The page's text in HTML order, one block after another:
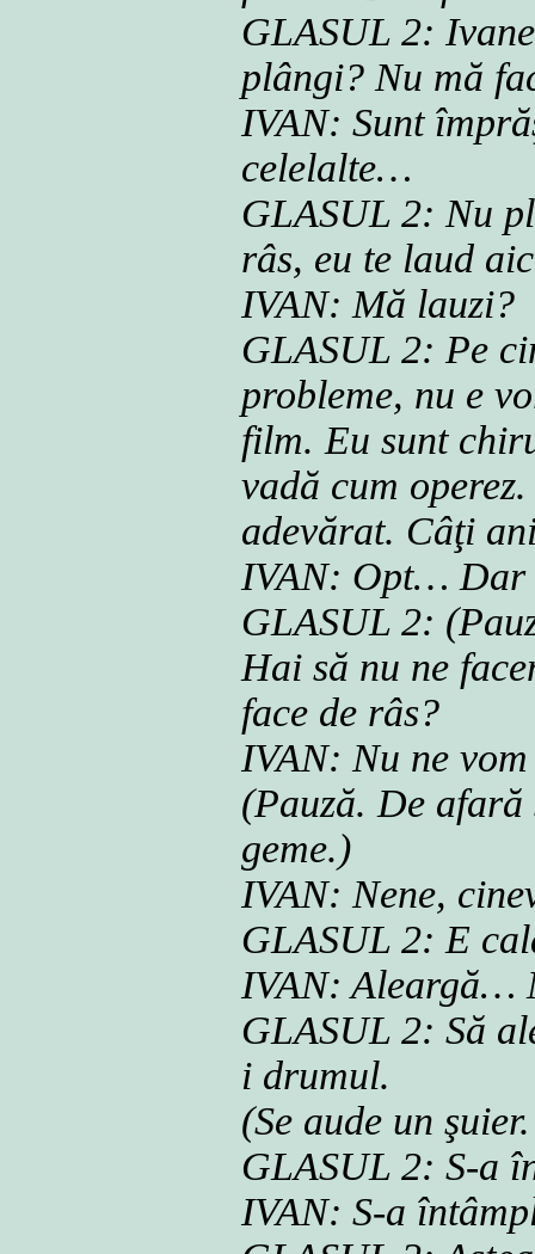
GLASUL 2:
plângi? Nu mă
IVAN: Sunt
celelalte…
GLASUL 2: Nu
râs, eu te laud
IVAN: Mă lauzi?
GLASUL 2: Pe
probleme, nu e
film. Eu sunt
vadă cum
adevărat. Câţi
IVAN: Opt… Dar
GLASUL 2:
Hai să nu ne
face de râs?
IVAN: Nu ne
(Pauză. De afară
geme.)
IVAN: Nene,
GLASUL 2: E
IVAN:
GLASUL 2: Să
i drumul.
(Se aude un
GLASUL 2: S-a
IVAN: S-a